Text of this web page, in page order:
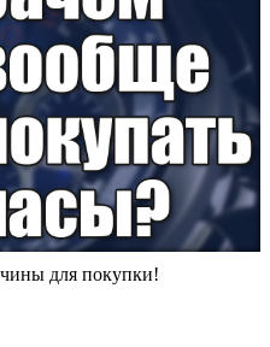
для покупки!